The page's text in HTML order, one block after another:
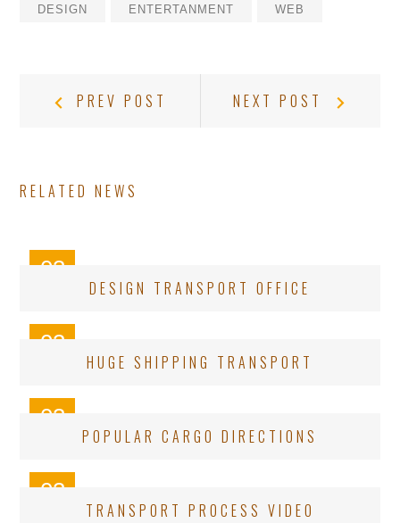
DESIGN ENTERTANMENT WEB
POSTPREV POST NEXT POST
Post:
RELATED NEWS
03
DESIGN TRANSPORT OFFICE
03
HUGE SHIPPING TRANSPORT
03
POPULAR CARGO DIRECTIONS
03
TRANSPORT PROCESS VIDEO